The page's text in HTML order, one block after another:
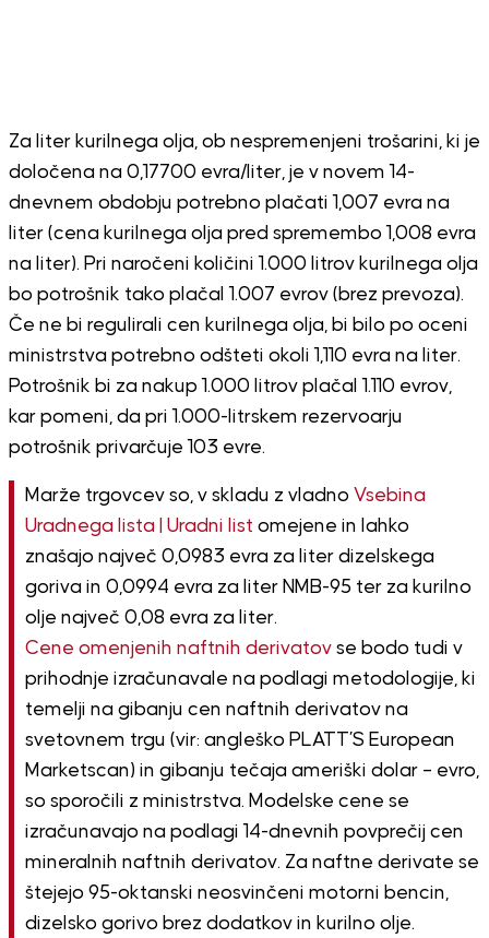
Za liter kurilnega olja, ob nespremenjeni trošarini, ki je
določena na 0,17700 evra/liter, je v novem 14-
dnevnem obdobju potrebno plačati 1,007 evra na
liter (cena kurilnega olja pred spremembo 1,008 evra
na liter). Pri naročeni količini 1.000 litrov kurilnega olja
bo potrošnik tako plačal 1.007 evrov (brez prevoza).
Če ne bi regulirali cen kurilnega olja, bi bilo po oceni
ministrstva potrebno odšteti okoli 1,110 evra na liter.
Potrošnik bi za nakup 1.000 litrov plačal 1.110 evrov,
kar pomeni, da pri 1.000-litrskem rezervoarju
potrošnik privarčuje 103 evre.
Marže trgovcev so, v skladu z vladno Vsebina
Uradnega lista | Uradni list omejene in lahko
znašajo največ 0,0983 evra za liter dizelskega
goriva in 0,0994 evra za liter NMB-95 ter za kurilno
olje največ 0,08 evra za liter.
Cene omenjenih naftnih derivatovse bodo tudi v
prihodnje izračunavale na podlagi metodologije, ki
temelji na gibanju cen naftnih derivatov na
svetovnem trgu (vir: angleško PLATT’S European
Marketscan) in gibanju tečaja ameriški dolar – evro,
so sporočili z ministrstva. Modelske cene se
izračunavajo na podlagi 14-dnevnih povprečij cen
mineralnih naftnih derivatov. Za naftne derivate se
štejejo 95-oktanski neosvinčeni motorni bencin,
dizelsko gorivo brez dodatkov in kurilno olje.